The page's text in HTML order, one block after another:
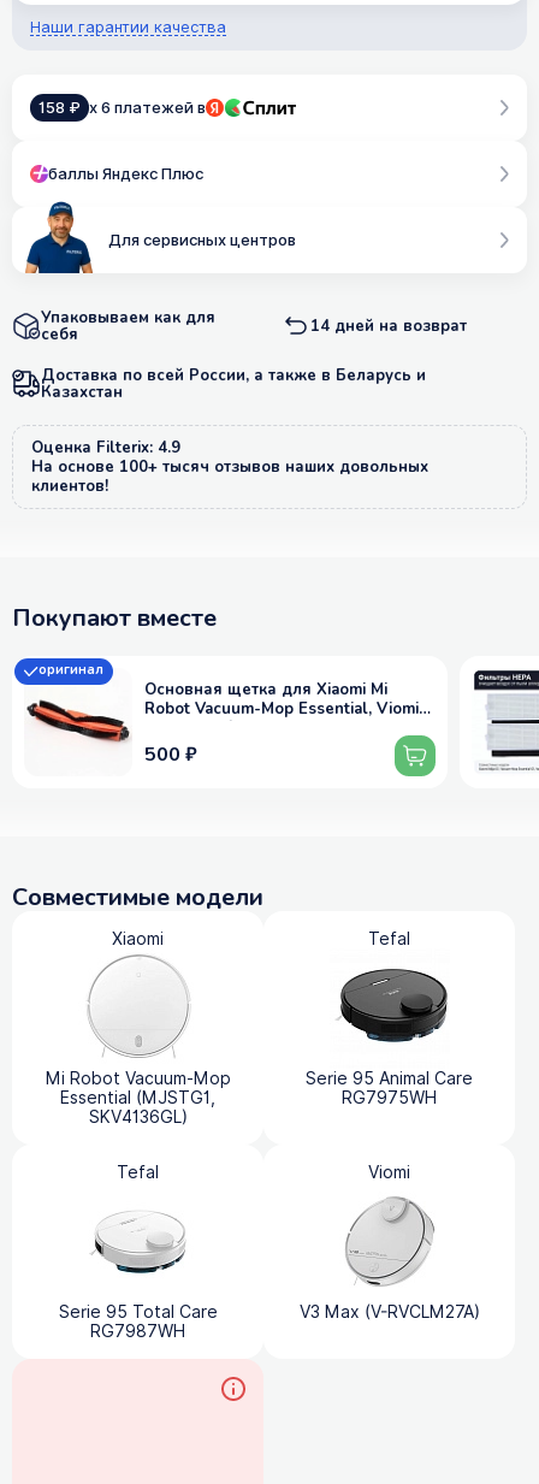
Наши гарантии качества
158 ₽ x 6 платежей в
баллы Яндекс Плюс
Для сервисных центров
Упаковываем как для
себя 14 дней на возврат
Доставка по всей России, а также в Беларусь и
Казахстан
Оценка Filterix: 4.9
На основе 100+ тысяч отзывов наших довольных
клиентов!
Покупают вместе
Основная щетка для Xiaomi Mi
Robot Vacuum-Mop Essential, Viomi
V3 Max, Tefal Serie 95
оригинал
500 ₽
Совместимые модели
Xiaomi
Mi Robot Vacuum-Mop
Essential (MJSTG1,
SKV4136GL)
Tefal
Serie 95 Animal Care
RG7975WH
Tefal
Serie 95 Total Care
RG7987WH
Viomi
V3 Max (V-RVCLM27A)